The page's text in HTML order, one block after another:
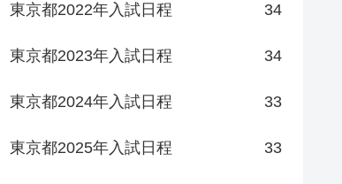
東京都2022年入試日程 34
東京都2023年入試日程 34
東京都2024年入試日程 33
東京都2025年入試日程 33